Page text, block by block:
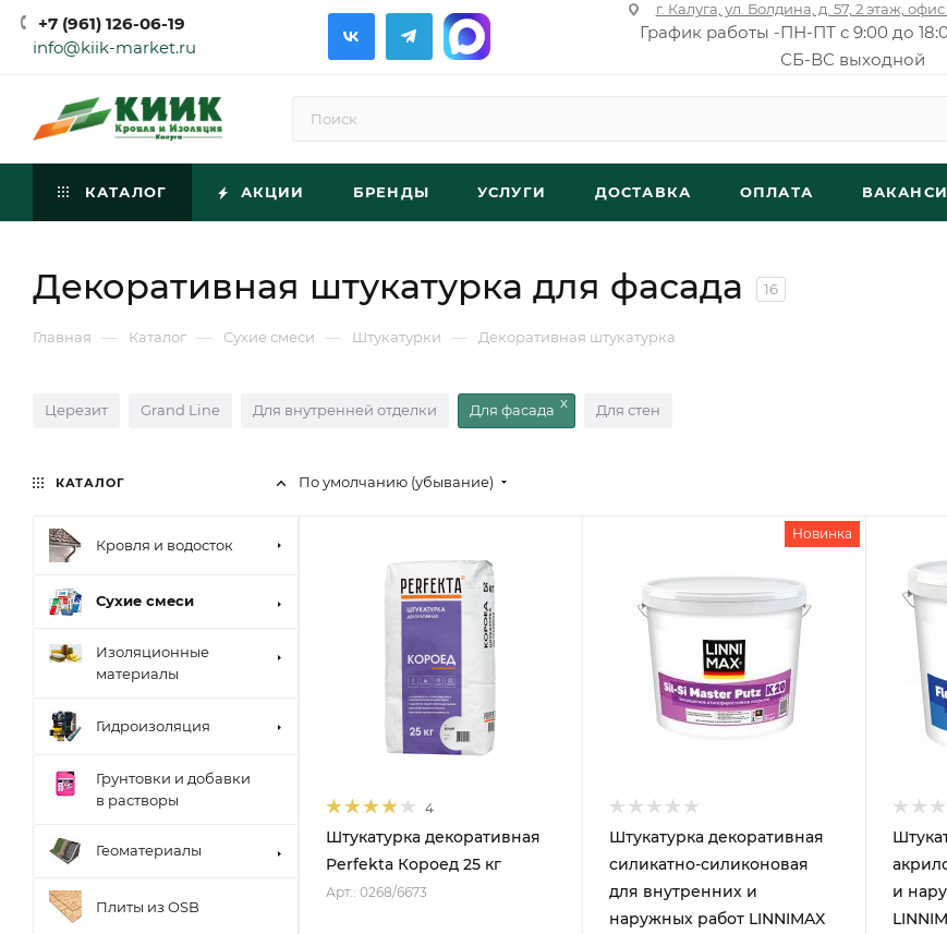
+7 (961) 126-06-19
info@kiik-market.ru
г. Калуга, ул. Болдина, д. 57, 2 этаж,
График работы -ПН-ПТ с 9:00 до
СБ-ВС выходной
КАТАЛОГ АКЦИИ БРЕНДЫ УСЛУГИ ДОСТАВКА ОПЛАТА
Декоративная штукатурка для фасада 16
Главная — Каталог — Сухие смеси — Штукатурки — Декоративная штукатурка
Церезит Grand Line Для внутренней отделки Для фасада Для стен
По умолчанию (убывание)
4
Штукатурка декоративная
Perfekta Короед 25 кг
Арт.: 0268/6673
Новинка
Штукатурка декоративная
силикатно-силиконовая
для внутренних и
наружных работ LINNIMAX
и
КАТАЛОГ
Кровля и водосток
Сухие смеси
Изоляционные
материалы
Гидроизоляция
Грунтовки и добавки
в растворы
Геоматериалы
Плиты из OSB